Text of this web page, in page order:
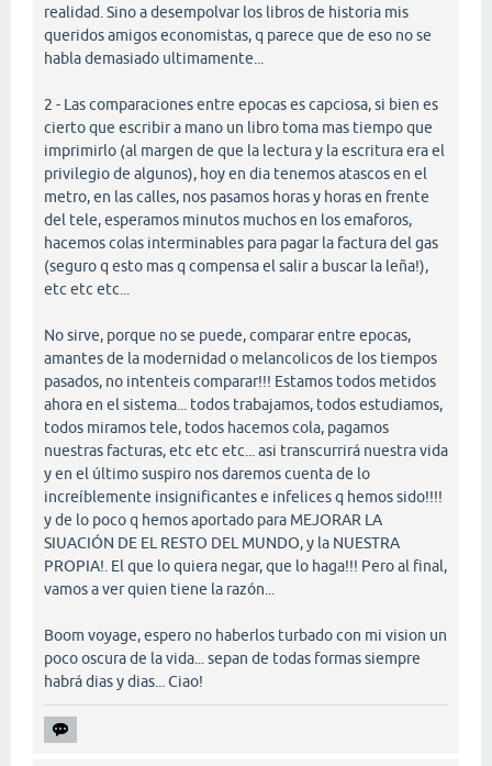
realidad. Sino a desempolvar los libros de historia mis
queridos amigos economistas, q parece que de eso no se
habla demasiado ultimamente...
2 - Las comparaciones entre epocas es capciosa, si bien es
cierto que escribir a mano un libro toma mas tiempo que
imprimirlo (al margen de que la lectura y la escritura era el
privilegio de algunos), hoy en dia tenemos atascos en el
metro, en las calles, nos pasamos horas y horas en frente
del tele, esperamos minutos muchos en los emaforos,
hacemos colas interminables para pagar la factura del gas
(seguro q esto mas q compensa el salir a buscar la leña!),
etc etc etc...
No sirve, porque no se puede, comparar entre epocas,
amantes de la modernidad o melancolicos de los tiempos
pasados, no intenteis comparar!!! Estamos todos metidos
ahora en el sistema... todos trabajamos, todos estudiamos,
todos miramos tele, todos hacemos cola, pagamos
nuestras facturas, etc etc etc... asi transcurrirá nuestra vida
y en el último suspiro nos daremos cuenta de lo
increíblemente insignificantes e infelices q hemos sido!!!!
y de lo poco q hemos aportado para MEJORAR LA
SIUACIÓN DE EL RESTO DEL MUNDO, y la NUESTRA
PROPIA!. El que lo quiera negar, que lo haga!!! Pero al final,
vamos a ver quien tiene la razón...
Boom voyage, espero no haberlos turbado con mi vision un
poco oscura de la vida... sepan de todas formas siempre
habrá dias y dias... Ciao!